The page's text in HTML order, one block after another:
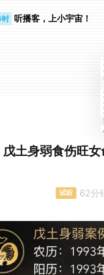
上 听播客，上小宇宙！
戊土身弱食伤旺
试听 62分